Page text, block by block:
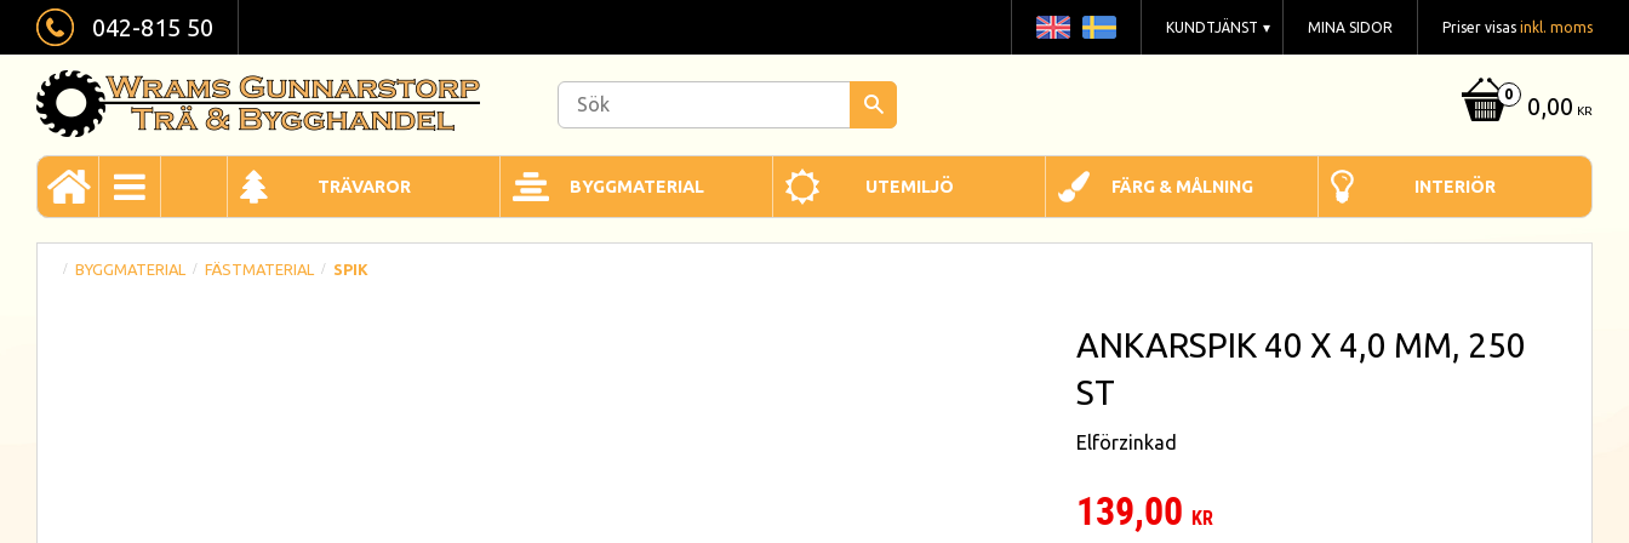
0,00 KR
Priser visas inkl. moms
MINA SIDOR
KUNDTJÄNST
042-815 50
TRÄVAROR BYGGMATERIAL UTEMILJÖ FÄRG & MÅLNING INTERIÖR
BYGGMATERIAL FÄSTMATERIAL SPIK
ANKARSPIK 40 X 4,0 MM, 250
ST
Elförzinkad
139,00 KR